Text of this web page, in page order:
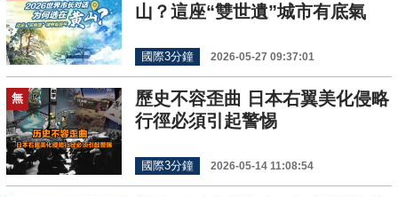
山？這座“雙世遺”城市有底氣
國際3分鐘 2026-05-27 09:37:01
無
歷史不容歪曲 日本右翼美化侵略
行徑必須引起警惕
國際3分鐘 2026-05-14 11:08:54